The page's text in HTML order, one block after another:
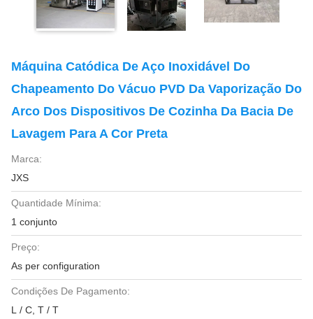
Máquina Catódica De Aço Inoxidável Do
Chapeamento Do Vácuo PVD Da Vaporização Do
Arco Dos Dispositivos De Cozinha Da Bacia De
Lavagem Para A Cor Preta
Marca:
JXS
Quantidade Mínima:
1 conjunto
Preço:
As per configuration
Condições De Pagamento:
L / C, T / T